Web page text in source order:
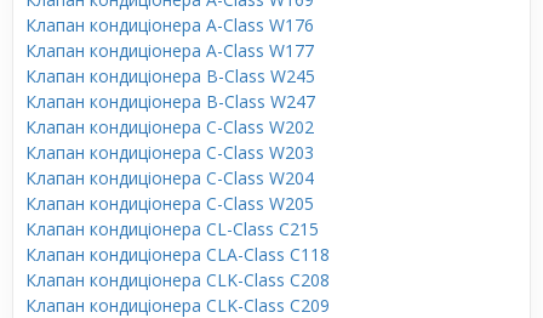
Клапан кондиціонера A-Class W176
Клапан кондиціонера A-Class W177
Клапан кондиціонера B-Class W245
Клапан кондиціонера B-Class W247
Клапан кондиціонера C-Class W202
Клапан кондиціонера C-Class W203
Клапан кондиціонера C-Class W204
Клапан кондиціонера C-Class W205
Клапан кондиціонера CL-Class C215
Клапан кондиціонера CLA-Class C118
Клапан кондиціонера CLK-Class C208
Клапан кондиціонера CLK-Class C209